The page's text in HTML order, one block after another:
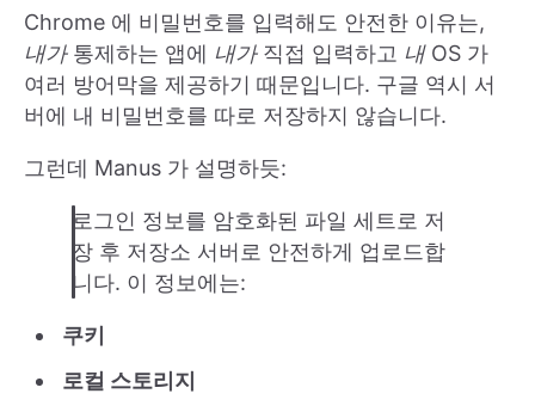
Chrome 에 비밀번호를 입력해도 안전한 이유는,
내가통제하는 앱에 내가직접 입력하고 내OS 가
여러 방어막을 제공하기 때문입니다. 구글 역시 서
버에 내 비밀번호를 따로 저장하지 않습니다.
그런데 Manus 가 설명하듯:
로그인 정보를 암호화된 파일 세트로 저
장 후 저장소 서버로 안전하게 업로드합
니다. 이 정보에는:
쿠키
로컬 스토리지